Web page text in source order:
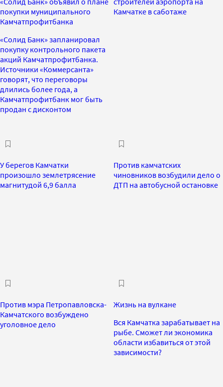
покупки муниципального
Камчатпрофитбанка
«Солид Банк» запланировал
покупку контрольного пакета
акций Камчатпрофитбанка.
Источники «Коммерсанта»
говорят, что переговоры
длились более года, а
Камчатпрофитбанк мог быть
продан с дисконтом
Камчатке в саботаже
У берегов Камчатки
произошло землетрясение
магнитудой 6,9 балла
Против камчатских
чиновников возбудили дело о
ДТП на автобусной остановке
Против мэра Петропавловска-
Камчатского возбуждено
уголовное дело
Жизнь на вулкане
Вся Камчатка зарабатывает на
рыбе. Сможет ли экономика
области избавиться от этой
зависимости?